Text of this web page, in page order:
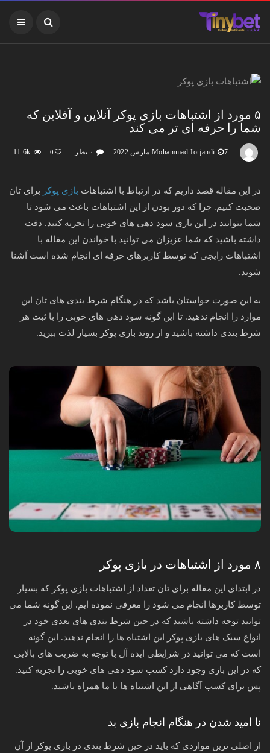
۵ مورد از اشتباهات بازی پوکر آنلاین و آفلاین که
شما را حرفه ای تر می کند
Mohammad Jorjandi 7 مارس 2022 ۰ نظر 0
11.6k
در این مقاله قصد داریم که در ارتباط با اشتباهات بازی پوکر برای تان
صحبت کنیم. چرا که دور بودن از این اشتباهات باعث می شود تا
شما بتوانید در این بازی سود دهی های خوبی را تجربه کنید. دقت
داشته باشید که شما عزیزان می توانید با خواندن این مقاله با
اشتباهات رایجی که توسط کاربرهای حرفه ای انجام شده است آشنا
شوید.
به این صورت حواستان باشد که در هنگام شرط بندی های تان این
موارد را انجام ندهید. تا این گونه سود دهی های خوبی را با ثبت هر
شرط بندی داشته باشید و از روند بازی پوکر بسیار لذت ببرید.
۸ مورد از اشتباهات در بازی پوکر
در ابتدای این مقاله برای تان تعداد از اشتباهات بازی پوکر که بسیار
توسط کاربرها انجام می شود را معرفی نموده ایم. این گونه شما می
توانید توجه داشته باشید که در حین شرط بندی های بعدی خود در
انواع سبک های بازی پوکر این اشتباه ها را انجام ندهید. این گونه
است که می توانید در شرایطی ایده آل با توجه به ضریب های بالایی
که در این بازی وجود دارد کسب سود دهی های خوبی را تجربه کنید.
پس برای کسب آگاهی از این اشتباه ها با ما همراه باشید.
نا امید شدن در هنگام انجام بازی بد
از اصلی ترین مواردی که باید در حین شرط بندی در بازی پوکر از آن